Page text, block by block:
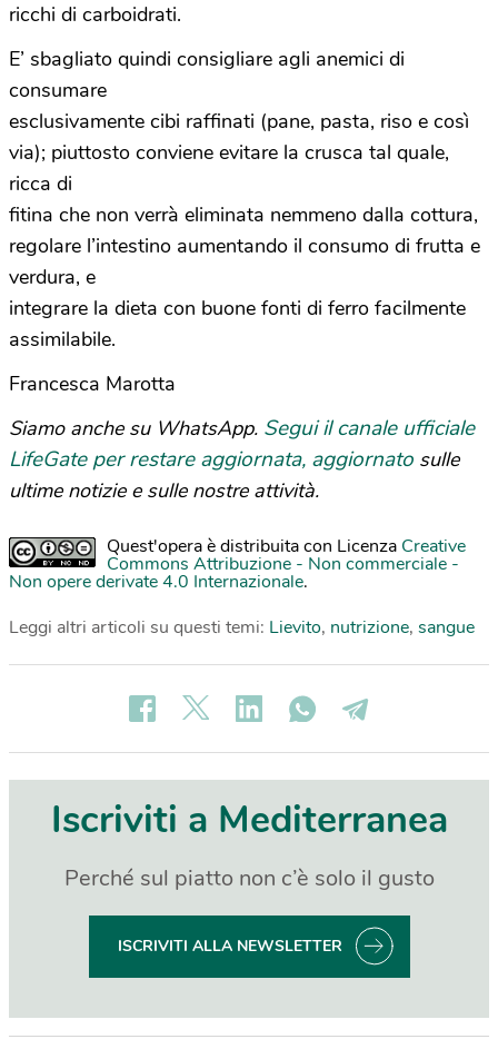
ricchi di carboidrati.
E’ sbagliato quindi consigliare agli anemici di
consumare
esclusivamente cibi raffinati (pane, pasta, riso e così
via); piuttosto conviene evitare la crusca tal quale,
ricca di
fitina che non verrà eliminata nemmeno dalla cottura,
regolare l’intestino aumentando il consumo di frutta e
verdura, e
integrare la dieta con buone fonti di ferro facilmente
assimilabile.
Francesca Marotta
Siamo anche su WhatsApp. Segui il canale ufficiale
LifeGate per restare aggiornata, aggiornato sulle
ultime notizie e sulle nostre attività.
Quest'opera è distribuita con Licenza Creative
Commons Attribuzione - Non commerciale -
Non opere derivate 4.0 Internazionale.
Leggi altri articoli su questi temi: Lievito, nutrizione, sangue
Iscriviti a Mediterranea
Perché sul piatto non c’è solo il gusto
ISCRIVITI ALLA NEWSLETTER